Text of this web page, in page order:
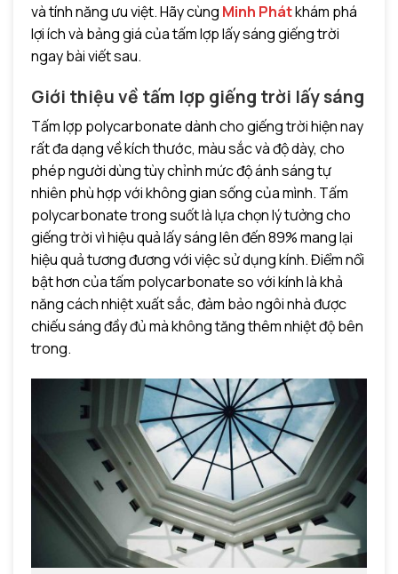
và tính năng ưu việt. Hãy cùng Minh Phátkhám phá
lợi ích và bảng giá của tấm lợp lấy sáng giếng trời
ngay bài viết sau.
Giới thiệu về tấm lợp giếng trời lấy sáng
Tấm lợp polycarbonate dành cho giếng trời hiện nay
rất đa dạng về kích thước, màu sắc và độ dày, cho
phép người dùng tùy chỉnh mức độ ánh sáng tự
nhiên phù hợp với không gian sống của mình. Tấm
polycarbonate trong suốt là lựa chọn lý tưởng cho
giếng trời vì hiệu quả lấy sáng lên đến 89% mang lại
hiệu quả tương đương với việc sử dụng kính. Điểm nổi
bật hơn của tấm polycarbonate so với kính là khả
năng cách nhiệt xuất sắc, đảm bảo ngôi nhà được
chiếu sáng đầy đủ mà không tăng thêm nhiệt độ bên
trong.